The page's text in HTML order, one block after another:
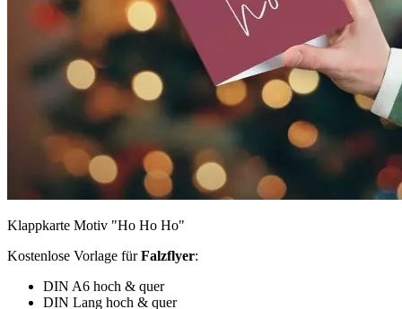
Klappkarte Motiv "Ho Ho Ho"
Kostenlose Vorlage fürFalzflyer:
DIN A6 hoch & quer
DIN Lang hoch & quer